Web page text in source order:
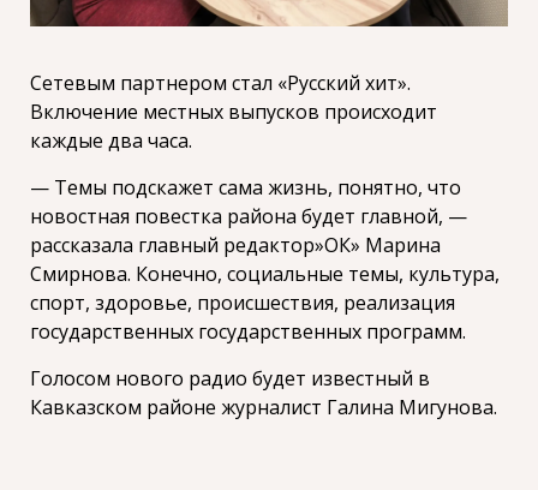
Сетевым партнером стал «Русский хит».
Включение местных выпусков происходит
каждые два часа.
— Темы подскажет сама жизнь, понятно, что
новостная повестка района будет главной, —
рассказала главный редактор»ОК» Марина
Смирнова. Конечно, социальные темы, культура,
спорт, здоровье, происшествия, реализация
государственных государственных программ.
Голосом нового радио будет известный в
Кавказском районе журналист Галина Мигунова.